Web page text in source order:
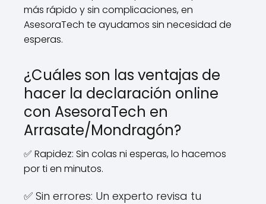
más rápido y sin complicaciones, en
AsesoraTech te ayudamos sin necesidad de
esperas.
¿Cuáles son las ventajas de
hacer la declaración online
con AsesoraTech en
Arrasate/Mondragón?
✅ Rapidez: Sin colas ni esperas, lo hacemos
por ti en minutos.
✅ Sin errores: Un experto revisa tu